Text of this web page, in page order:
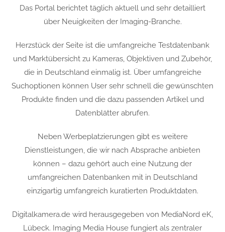
Das Portal berichtet täglich aktuell und sehr detailliert
über Neuigkeiten der Imaging-Branche.
Herzstück der Seite ist die umfangreiche Testdatenbank
und Marktübersicht zu Kameras, Objektiven und Zubehör,
die in Deutschland einmalig ist. Über umfangreiche
Suchoptionen können User sehr schnell die gewünschten
Produkte finden und die dazu passenden Artikel und
Datenblätter abrufen.
Neben Werbeplatzierungen gibt es weitere
Dienstleistungen, die wir nach Absprache anbieten
können – dazu gehört auch eine Nutzung der
umfangreichen Datenbanken mit in Deutschland
einzigartig umfangreich kuratierten Produktdaten.
Digitalkamera.de wird herausgegeben von MediaNord eK,
Lübeck. Imaging Media House fungiert als zentraler